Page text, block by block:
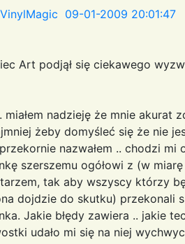
09-01-2009 20:01:47
Art podjął się ciekawego
miałem nadzieję że mnie akurat
żeby domyśleć się że nie
nazwałem .. chodzi
szerszemu ogółowi z (w
tak aby wszyscy którzy
dojdzie do skutku) przekonali
Jakie błędy zawiera .. jakie
udało mi się na niej